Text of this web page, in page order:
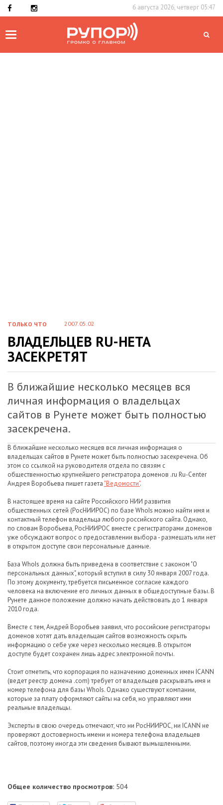
6 августа 2026, четверг 05:47
Toggle
ТОЛЬКО ЧТО 2007.05.02
ВЛАДЕЛЬЦЕВ RU-НЕТА
ЗАСЕКРЕТЯТ
В ближайшие несколько месяцев вся
личная информация о владельцах
сайтов в Рунете может быть полностью
засекречена.
В ближайшие несколько месяцев вся личная информация о
владельцах сайтов в Рунете может быть полностью засекречена. Об
этом со ссылкой на руководителя отдела по связям с
общественностью крупнейшего регистратора доменов .ru Ru-Center
Андрея Воробьева пишет газета "Ведомости".
В настоящее время на сайте Российского НИИ развития
общественных сетей (РосНИИРОС) по базе WhoIs можно найти имя и
контактный телефон владельца любого российского сайта. Однако,
по словам Воробьева, РосНИИРОС вместе с регистраторами доменов
уже обсуждают вопрос о предоставлении выбора - размещать или нет
в открытом доступе свои персональные данные.
База WhoIs должна быть приведена в соответствие с законом "О
персональных данных", который вступил в силу 30 января 2007 года.
По этому документу, требуется письменное согласие каждого
человека на включение его личных данных в общедоступные базы. В
Рунете данное положение должно начать действовать до 1 января
2010 года.
Вместе с тем, Андрей Воробьев заявил, что российские регистраторы
доменов хотят дать владельцам сайтов возможность скрыть
информацию о себе уже через несколько месяцев. В открытом
доступе будет сохранен лишь адрес электронной почты.
Стоит отметить, что корпорация по назначению доменных имен ICANN
(ведет реестр домена .com) требует от владельцев раскрывать имя и
номер телефона для базы WhoIs. Однако существуют компании,
которые за плату оформляют сайты на себя, но управляют ими
реальные владельцы.
Эксперты в свою очередь отмечают, что ни РосНИИРОС, ни ICANN не
проверяют достоверность имени и номера телефона владельцев
сайтов, поэтому иногда эти сведения бывают вымышленными.
Общее количество просмотров: 504